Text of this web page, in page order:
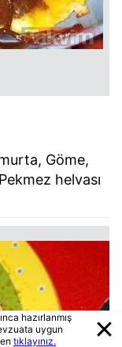
Göme,
helvası
hazırlanmış
uygun
tıklayınız.